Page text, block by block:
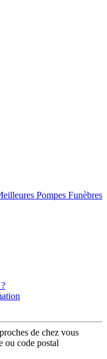
Pompes Funèbres
de chez vous
ou code postal